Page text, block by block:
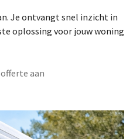
Je ontvangt snel inzicht in
oplossing voor jouw woning
aan